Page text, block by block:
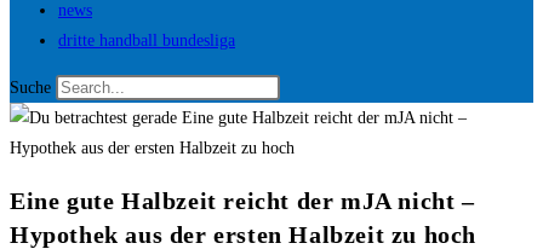
news
dritte handball bundesliga
Suche
Eine gute Halbzeit reicht der mJA nicht –
Hypothek aus der ersten Halbzeit zu hoch